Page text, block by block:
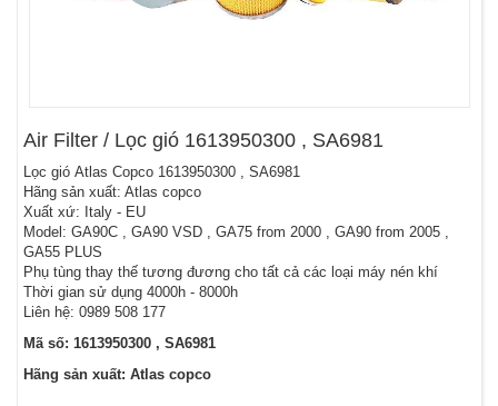
Air Filter / Lọc gió 1613950300 , SA6981
Lọc gió Atlas Copco 1613950300 , SA6981
Hãng sản xuất: Atlas copco
Xuất xứ: Italy - EU
Model: GA90C , GA90 VSD , GA75 from 2000 , GA90 from 2005 ,
GA55 PLUS
Phụ tùng thay thế tương đương cho tất cả các loại máy nén khí
Thời gian sử dụng 4000h - 8000h
Liên hệ: 0989 508 177
Mã số: 1613950300 , SA6981
Hãng sản xuất: Atlas copco